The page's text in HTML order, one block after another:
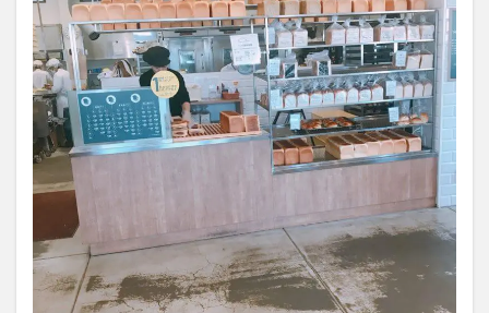
定休
日、
アク
セ
ス、
電話
番号
8
高槻
オシ
ャレ
カフ
ェ＆